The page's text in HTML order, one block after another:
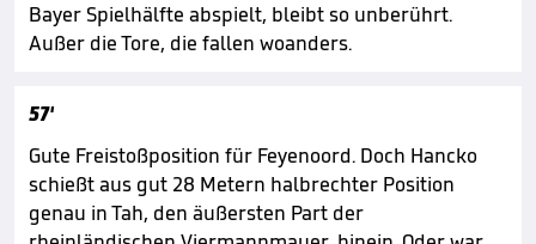
Bayer Spielhälfte abspielt, bleibt so unberührt.
Außer die Tore, die fallen woanders.
57'
Gute Freistoßposition für Feyenoord. Doch Hancko
schießt aus gut 28 Metern halbrechter Position
genau in Tah, den äußersten Part der